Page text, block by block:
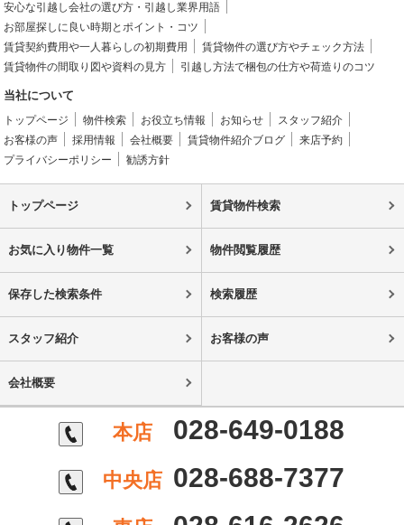
安心な引越し会社の選び方・引越し業界用語
お部屋探しに良い時期とポイント・コツ
賃貸契約費用や一人暮らしの初期費用
賃貸物件の選び方やチェック方法
賃貸物件の間取り図や資料の見方
引越し方法で梱包の仕方や荷造りのコツ
当社について
トップページ 物件検索 お役立ち情報 お知らせ
スタッフ紹介
お客様の声
採用情報 会社概要 賃貸物件紹介ブログ
来店予約
プライバシーポリシー
勧誘方針
トップページ 賃貸物件検索
お気に入り物件一覧 物件閲覧履歴
保存した検索条件 検索履歴
スタッフ紹介 お客様の声
会社概要
本店 028-649-0188
中央店 028-688-7377